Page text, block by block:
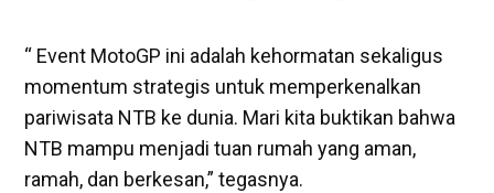
“ Event MotoGP ini adalah kehormatan sekaligus
momentum strategis untuk memperkenalkan
pariwisata NTB ke dunia. Mari kita buktikan bahwa
NTB mampu menjadi tuan rumah yang aman,
ramah, dan berkesan,” tegasnya.